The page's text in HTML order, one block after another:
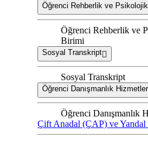
Öğrenci Rehberlik ve
Öğrenci Rehberlik ve
Birimi
Sosyal Transkript
Sosyal Transkript
Öğrenci Danışmanlık
Öğrenci Danışmanlık
Çift Anadal (ÇAP) ve Yandal